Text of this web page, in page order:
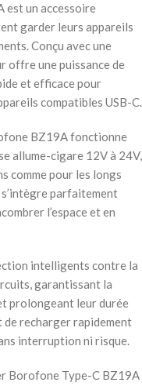
est un accessoire
garder leurs appareils
Conçu avec une
offre une puissance de
et efficace pour
compatibles USB-C.
BZ19A fonctionne
allume-cigare 12V à 24V,
comme pour les longs
parfaitement
l’espace et en
intelligents contre la
garantissant la
prolongeant leur durée
de recharger rapidement
interruption ni risque.
Borofone Type-C BZ19A